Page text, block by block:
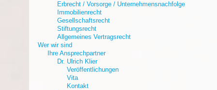
Erbrecht / Vorsorge / Unternehmensnachfolge
Immobilienrecht
Gesellschaftsrecht
Stiftungsrecht
Allgemeines Vertragsrecht
Wer wir sind
Ihre Ansprechpartner
Dr. Ulrich Klier
Veröffentlichungen
Vita
Kontakt